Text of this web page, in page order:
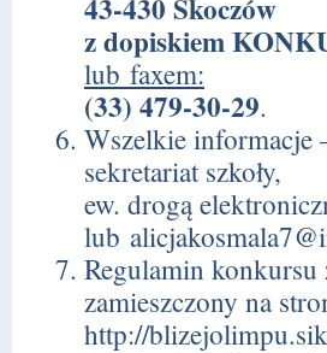
43-430 Skoczów
z dopiskiem
lub faxem:
(33) 479-30-29.
Wszelkie informacje
sekretariat szkoły,
ew. drogą
lub
Regulamin konkursu
zamieszczony na
http://